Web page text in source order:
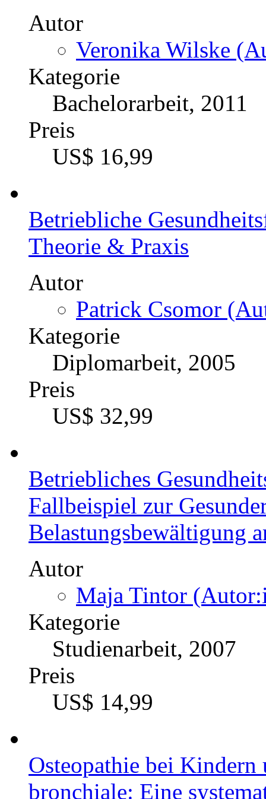
Autor
Veronika Wilske
Kategorie
Bachelorarbeit, 2011
Preis
US$ 16,99
Betriebliche
Theorie & Praxis
Autor
Patrick Csomor
Kategorie
Diplomarbeit, 2005
Preis
US$ 32,99
Betriebliches
Fallbeispiel zur
Belastungsbewältigung
Autor
Maja Tintor
Kategorie
Studienarbeit, 2007
Preis
US$ 14,99
Osteopathie bei
bronchiale: Eine